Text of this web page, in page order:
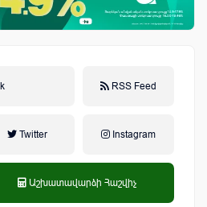
RSS Feed
Twitter Instagram
Աշխատավարձի Հաշվիչ